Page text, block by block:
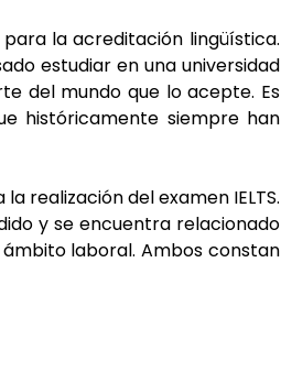
para la acreditación lingüística.
estudiar en una universidad
del mundo que lo acepte. Es
históricamente siempre han
realización del examen IELTS.
y se encuentra relacionado
laboral. Ambos constan